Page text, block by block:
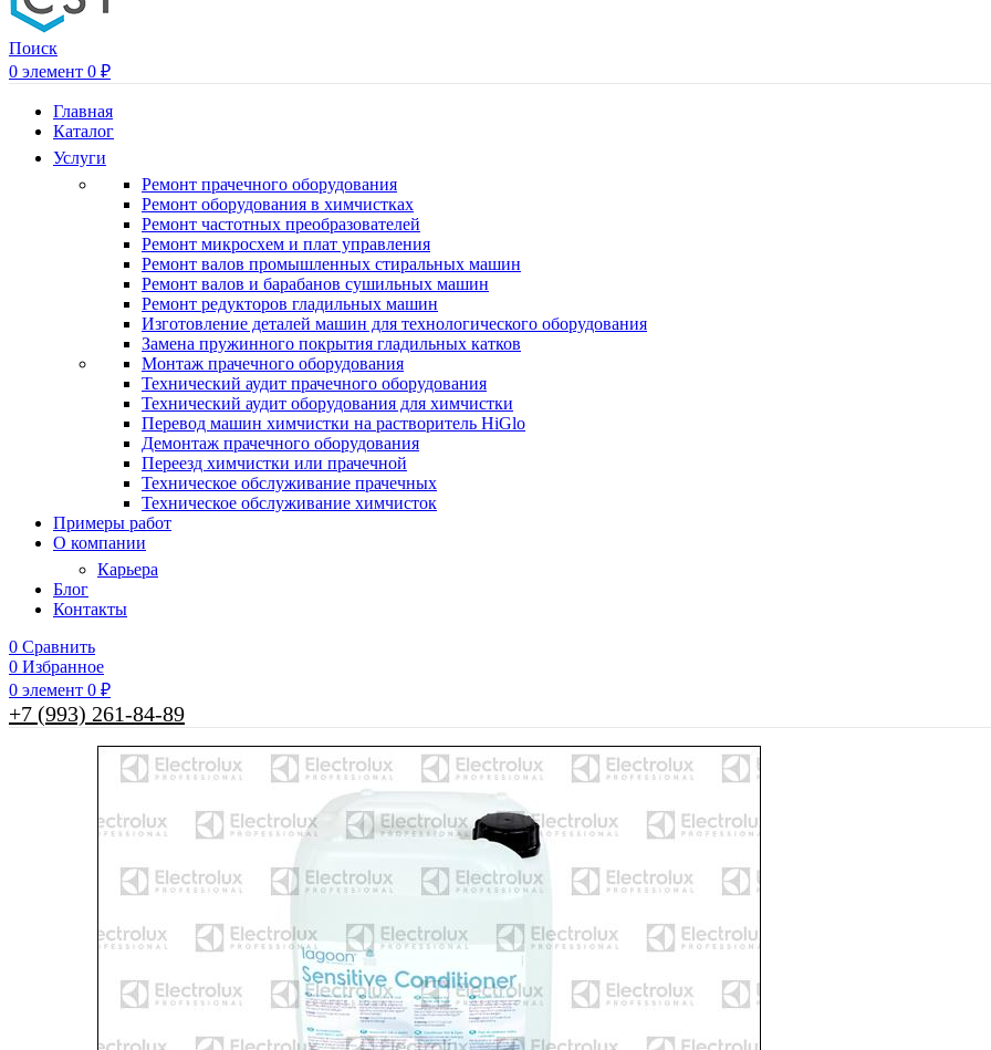
Поиск
0 элемент 0 ₽
Главная
Каталог
Услуги
Ремонт прачечного оборудования
Ремонт оборудования в химчистках
Ремонт частотных преобразователей
Ремонт микросхем и плат управления
Ремонт валов промышленных стиральных машин
Ремонт валов и барабанов сушильных машин
Ремонт редукторов гладильных машин
Изготовление деталей машин для технологического оборудования
Замена пружинного покрытия гладильных катков
Монтаж прачечного оборудования
Технический аудит прачечного оборудования
Технический аудит оборудования для химчистки
Перевод машин химчистки на растворитель HiGlo
Демонтаж прачечного оборудования
Переезд химчистки или прачечной
Техническое обслуживание прачечных
Техническое обслуживание химчисток
Примеры работ
О компании
Карьера
Блог
Контакты
0 Сравнить
0 Избранное
0 элемент 0 ₽
+7 (993) 261-84-89